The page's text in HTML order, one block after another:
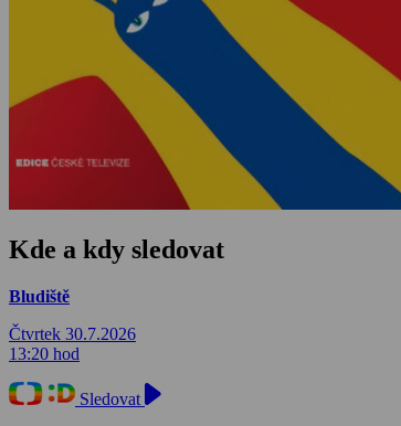
Kde a kdy sledovat
Bludiště
Čtvrtek 30.7.2026
13:20 hod
Sledovat